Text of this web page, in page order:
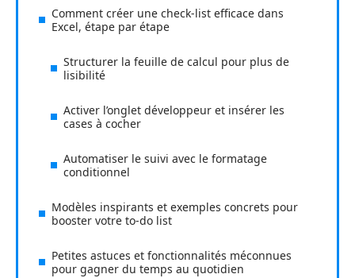
Comment créer une check-list efficace dans
Excel, étape par étape
Structurer la feuille de calcul pour plus de
lisibilité
Activer l’onglet développeur et insérer les
cases à cocher
Automatiser le suivi avec le formatage
conditionnel
Modèles inspirants et exemples concrets pour
booster votre to-do list
Petites astuces et fonctionnalités méconnues
pour gagner du temps au quotidien